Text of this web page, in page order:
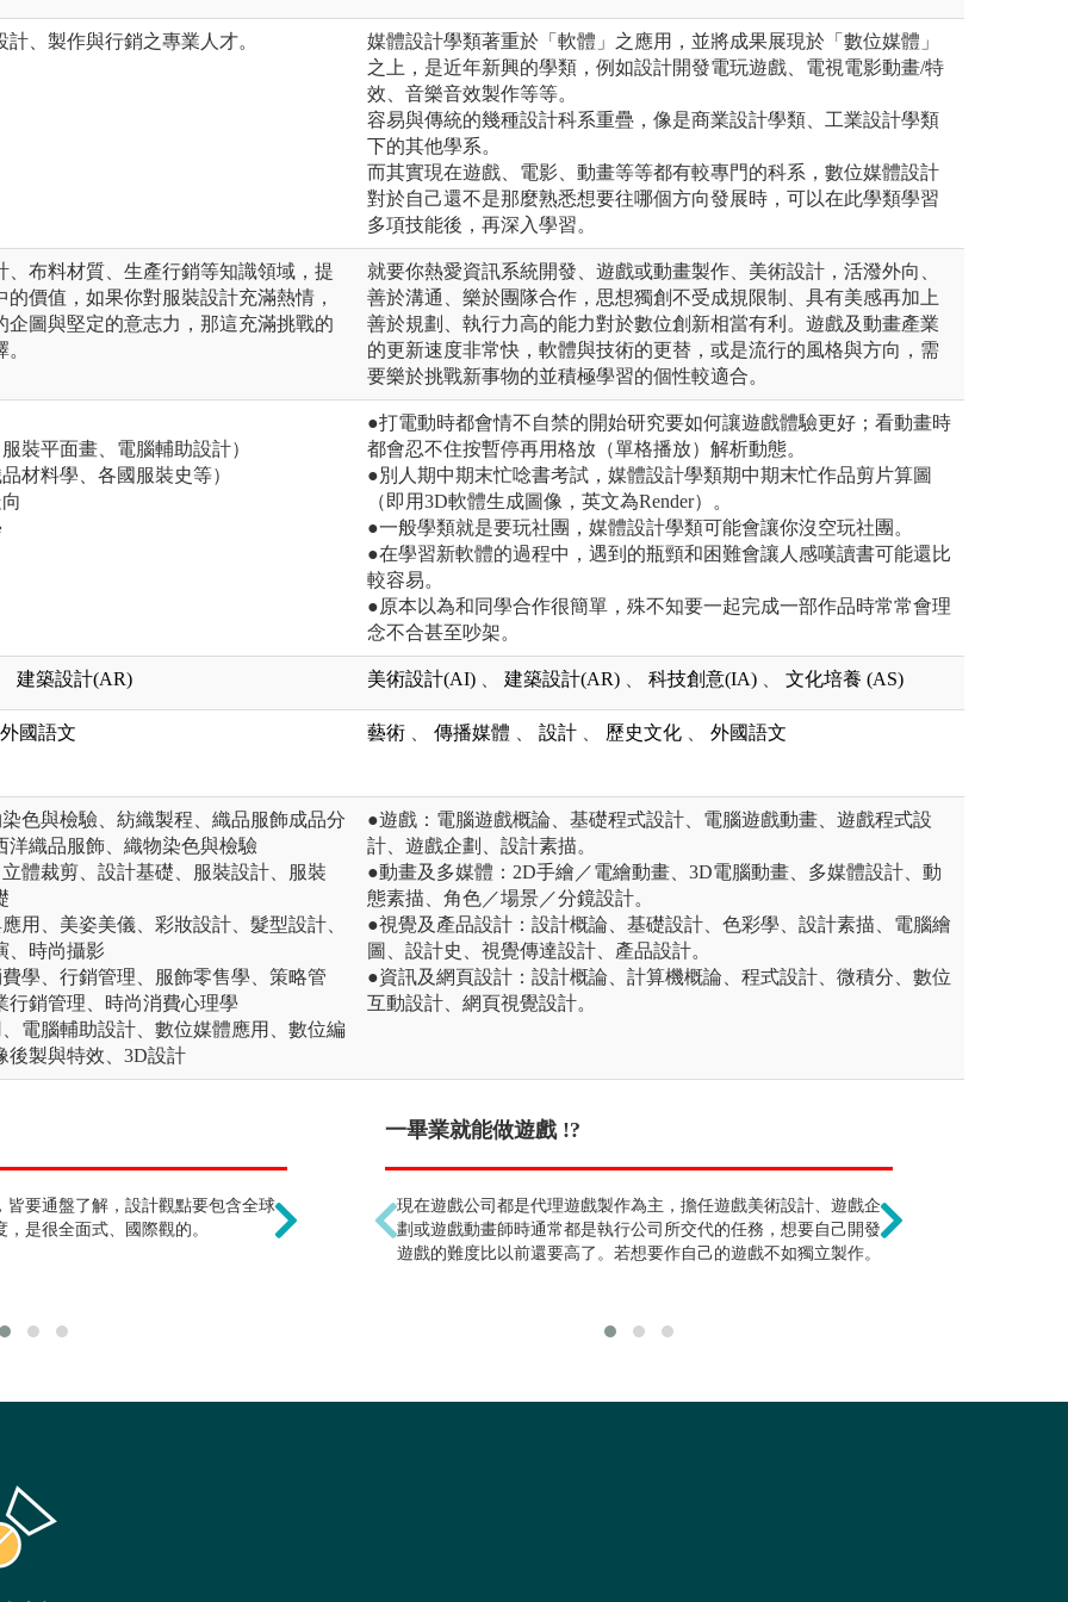
、製作與行銷之專業人才。
媒體設計學類著重於「軟體」之應用，並將成果展現於「數位媒體」
之上，是近年新興的學類，例如設計開發電玩遊戲、電視電影動畫/特
效、音樂音效製作等等。
容易與傳統的幾種設計科系重疊，像是商業設計學類、工業設計學類
下的其他學系。
而其實現在遊戲、電影、動畫等等都有較專門的科系，數位媒體設計
對於自己還不是那麼熟悉想要往哪個方向發展時，可以在此學類學習
多項技能後，再深入學習。
布料材質、生產行銷等知識領域，提
價值，如果你對服裝設計充滿熱情，
圖與堅定的意志力，那這充滿挑戰的
就要你熱愛資訊系統開發、遊戲或動畫製作、美術設計，活潑外向、
善於溝通、樂於團隊合作，思想獨創不受成規限制、具有美感再加上
善於規劃、執行力高的能力對於數位創新相當有利。遊戲及動畫產業
的更新速度非常快，軟體與技術的更替，或是流行的風格與方向，需
要樂於挑戰新事物的並積極學習的個性較適合。
裝平面畫、電腦輔助設計）
材料學、各國服裝史等）
●打電動時都會情不自禁的開始研究要如何讓遊戲體驗更好；看動畫時
都會忍不住按暫停再用格放（單格播放）解析動態。
●別人期中期末忙唸書考試，媒體設計學類期中期末忙作品剪片算圖
（即用3D軟體生成圖像，英文為Render）。
●一般學類就是要玩社團，媒體設計學類可能會讓你沒空玩社團。
●在學習新軟體的過程中，遇到的瓶頸和困難會讓人感嘆讀書可能還比
較容易。
●原本以為和同學合作很簡單，殊不知要一起完成一部作品時常常會理
念不合甚至吵架。
建築設計(AR) 美術設計(AI) 建築設計(AR) 科技創意(IA) 文化培養 (AS)
外國語文 藝術 傳播媒體 設計 歷史文化 外國語文
色與檢驗、紡織製程、織品服飾成品分
洋織品服飾、織物染色與檢驗
體裁剪、設計基礎、服裝設計、服裝
用、美姿美儀、彩妝設計、髮型設計、
、時尚攝影
學、行銷管理、服飾零售學、策略管
行銷管理、時尚消費心理學
電腦輔助設計、數位媒體應用、數位編
後製與特效、3D設計
●遊戲：電腦遊戲概論、基礎程式設計、電腦遊戲動畫、遊戲程式設
計、遊戲企劃、設計素描。
●動畫及多媒體：2D手繪／電繪動畫、3D電腦動畫、多媒體設計、動
態素描、角色／場景／分鏡設計。
●視覺及產品設計：設計概論、基礎設計、色彩學、設計素描、電腦繪
圖、設計史、視覺傳達設計、產品設計。
●資訊及網頁設計：設計概論、計算機概論、程式設計、微積分、數位
互動設計、網頁視覺設計。
皆要通盤了解，設計觀點要包含全球
是很全面式、國際觀的。
只能從事服裝產業 !?
除了服裝時尚產業外，也可運用設計專長跨足其他設計業、媒體公
關界、學術界、百貨零售業等。
服飾相關商品為人類永
速沒落，時尚業正轉向
一畢業就能做遊戲 !?
現在遊戲公司都是代理遊戲製作為主，擔任遊戲美術設計、遊戲企
劃或遊戲動畫師時通常都是執行公司所交代的任務，想要自己開發
遊戲的難度比以前還要高了。若想要作自己的遊戲不如獨立製作。